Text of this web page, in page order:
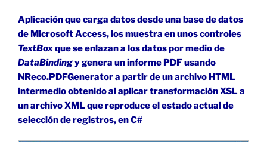
Reports
desde
DataSet»
Aplicación que carga datos desde una base de datos
de Microsoft Access, los muestra en unos controles
TextBoxque se enlazan a los datos por medio de
DataBindingy genera un informe PDF usando
NReco.PDFGenerator a partir de un archivo HTML
intermedio obtenido al aplicar transformación XSL a
un archivo XML que reproduce el estado actual de
selección de registros, en C#